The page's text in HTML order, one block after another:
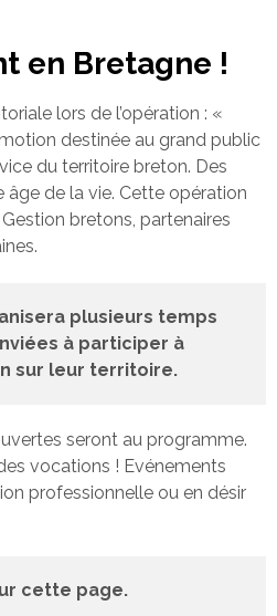
en Bretagne !
lors de l’opération : «
destinée au grand public
du territoire breton. Des
de la vie. Cette opération
bretons, partenaires
plusieurs temps
à participer à
sur leur territoire.
seront au programme.
vocations ! Evénements
professionnelle ou en désir
cette page.